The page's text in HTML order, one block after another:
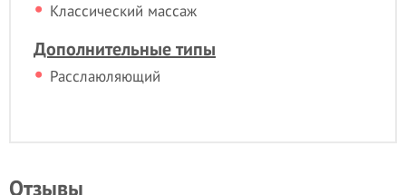
Классический массаж
Дополнительные типы
Расслаюляющий
Отзывы